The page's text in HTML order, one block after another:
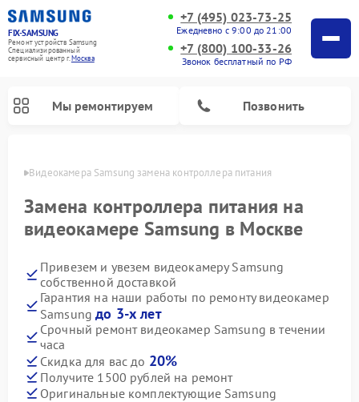
FIX-SAMSUNG
Ремонт устройств Samsung
Специализированный
cервисный центр г.Москва
+7 (495) 023-73-25
Ежедневно с 9:00 до 21:00
+7 (800) 100-33-26
Звонок бесплатный по РФ
Мы ремонтируем Позвонить
Видеокамера Samsung замена контроллера питания
Замена контроллера питания на
видеокамере Samsung в Москве
Привезем и увезем видеокамеру Samsung
собственной доставкой
Гарантия на наши работы по ремонту видеокамер
Samsungдо 3-х лет
Срочный ремонт видеокамер Samsung в течении
часа
Скидка для вас до 20%
Получите 1500 рублей на ремонт
Оригинальные комплектующие Samsung